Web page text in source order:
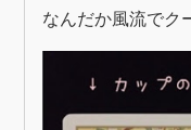
なんだか風流でク